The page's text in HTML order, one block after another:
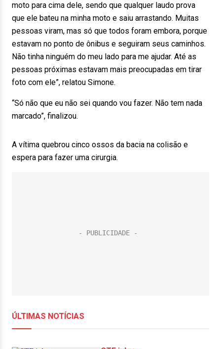
moto para cima dele, sendo que qualquer laudo prova
que ele bateu na minha moto e saiu arrastando. Muitas
pessoas viram, mas só que todos foram embora, porque
estavam no ponto de ônibus e seguiram seus caminhos.
Não tinha ninguém do meu lado para me ajudar. Até as
pessoas próximas estavam mais preocupadas em tirar
foto com ele”, relatou Simone.
“Só não que eu não sei quando vou fazer. Não tem nada
marcado”, finalizou.
A vítima quebrou cinco ossos da bacia na colisão e
espera para fazer uma cirurgia.